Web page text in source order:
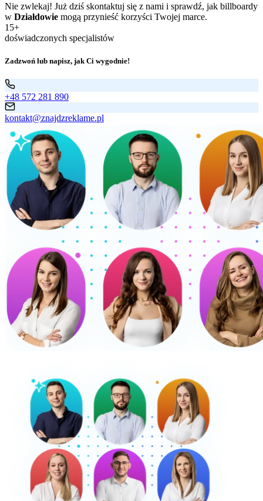
Nie zwlekaj! Już dziś skontaktuj się z nami i sprawdź, jak billboardy
w Działdowie mogą przynieść korzyści Twojej marce.
15+
doświadczonych specjalistów
Zadzwoń lub napisz, jak Ci wygodnie!
+48 572 281 890
kontakt@znajdzreklame.pl